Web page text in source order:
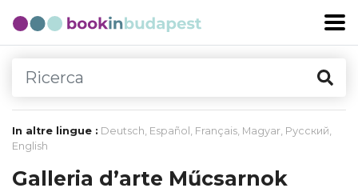
In altre lingue : Deutsch, Español , Français, Magyar, Русский,
English
Galleria d’arte Műcsarnok